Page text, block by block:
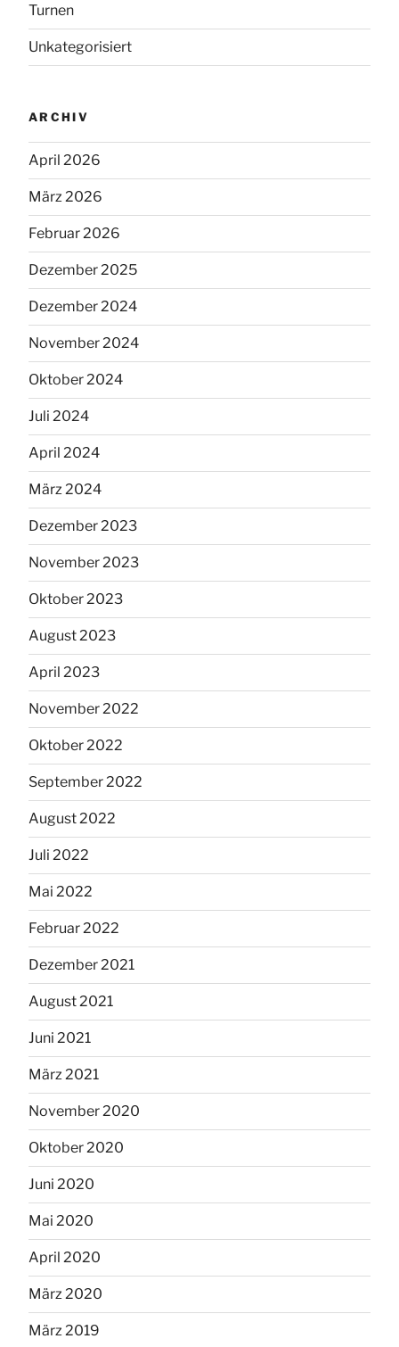
Turnen
Unkategorisiert
ARCHIV
April 2026
März 2026
Februar 2026
Dezember 2025
Dezember 2024
November 2024
Oktober 2024
Juli 2024
April 2024
März 2024
Dezember 2023
November 2023
Oktober 2023
August 2023
April 2023
November 2022
Oktober 2022
September 2022
August 2022
Juli 2022
Mai 2022
Februar 2022
Dezember 2021
August 2021
Juni 2021
März 2021
November 2020
Oktober 2020
Juni 2020
Mai 2020
April 2020
März 2020
März 2019